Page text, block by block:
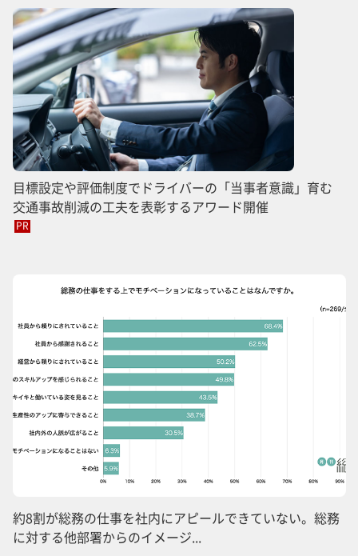
目標設定や評価制度でドライバーの「当事者意識」育む
交通事故削減の工夫を表彰するアワード開催
PR
約8割が総務の仕事を社内にアピールできていない。総務
に対する他部署からのイメージ...